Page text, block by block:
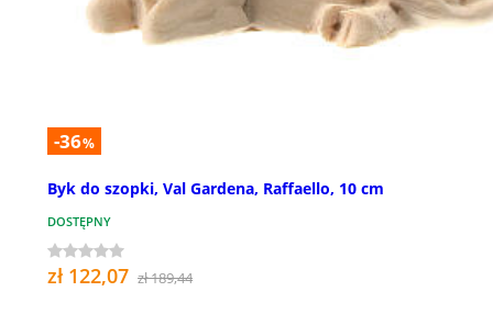
-36%
Byk do szopki, Val Gardena, Raffaello, 10 cm
DOSTĘPNY
zł 122,07 zł 189,44